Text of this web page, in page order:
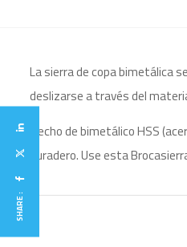
La sierra de copa bimetálica
deslizarse a través del
Hecho de bimetálico HSS
duradero. Use esta
SHARE :